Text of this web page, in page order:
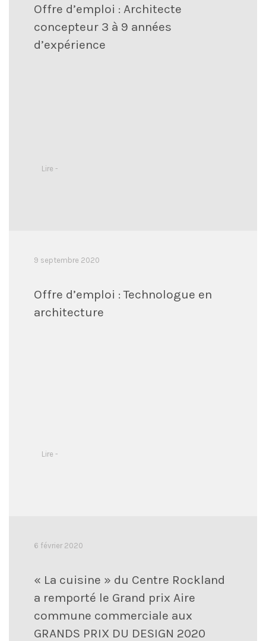
Offre d’emploi : Architecte
concepteur 3 à 9 années
d’expérience
Lire -
9 septembre 2020
Offre d’emploi : Technologue en
architecture
Lire -
6 février 2020
« La cuisine » du Centre Rockland
a remporté le Grand prix Aire
commune commerciale aux
GRANDS PRIX DU DESIGN 2020